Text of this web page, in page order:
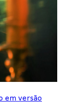
em versão